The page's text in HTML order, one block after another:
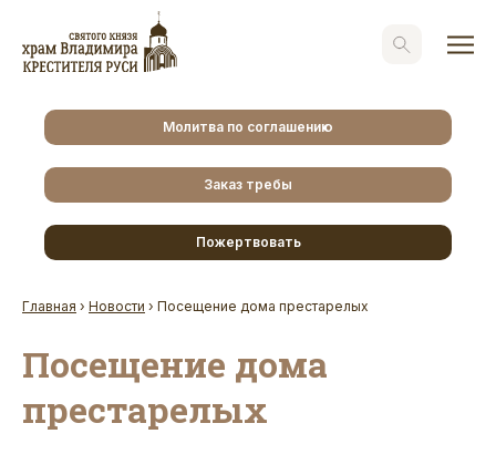
Молитва по соглашению
Заказ требы
Пожертвовать
Главная › Новости › Посещение дома престарелых
Посещение дома
престарелых